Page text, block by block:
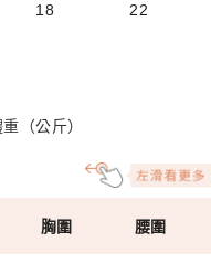
18 22
（公斤）
胸圍 腰圍